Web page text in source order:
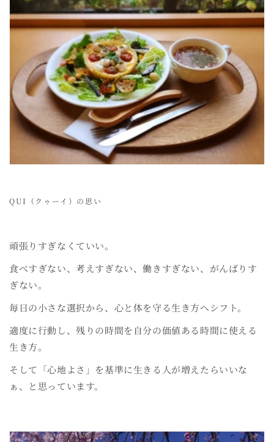
QUI（クゥーイ）の思い
頑張りすぎなくていい。
食べすぎない、考えすぎない、働きすぎない、がんばりす
ぎない。
毎日の小さな選択から、心と体を守る生き方へシフト。
適度に行動し、残りの時間を自分の価値ある時間に使える
生き方。
そして「心地よさ」を基準に生きる人が増えたらいいな
ぁ、と思っています。